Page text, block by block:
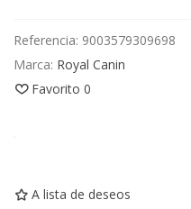
Referencia: 9003579309698
Marca: Royal Canin
Favorito 0
A lista de deseos